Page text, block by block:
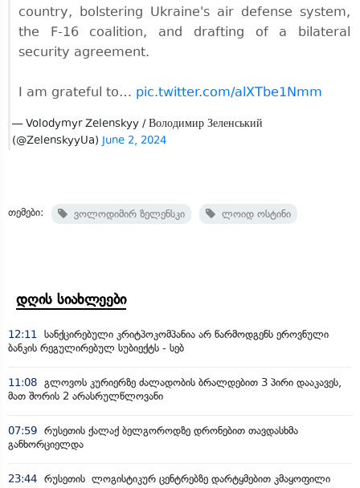
country, bolstering Ukraine's air defense system,
the F-16 coalition, and drafting of a bilateral
security agreement.
I am grateful to… pic.twitter.com/alXTbe1Nmm
— Volodymyr Zelenskyy / Володимир Зеленський
(@ZelenskyyUa) June 2, 2024
თემები: ვოლოდიმირ ზელენსკი ლოიდ ოსტინი
დღის სიახლეები
12:11
სანქცირებული კრიტპოკომპანია არ წარმოდგენს ეროვნული
ბანკის რეგულირებულ სუბიექტს - სებ
11:08 გლოვოს კურიერზე ძალადობის ბრალდებით 3 პირი დააკავეს,
მათ შორის 2 არასრულწლოვანი
07:59 რუსეთის ქალაქ ბელგოროდზე დრონებით თავდასხმა
განხორციელდა
23:44 რუსეთის ლოგისტიკურ ცენტრებზე დარტყმებით კმაყოფილი